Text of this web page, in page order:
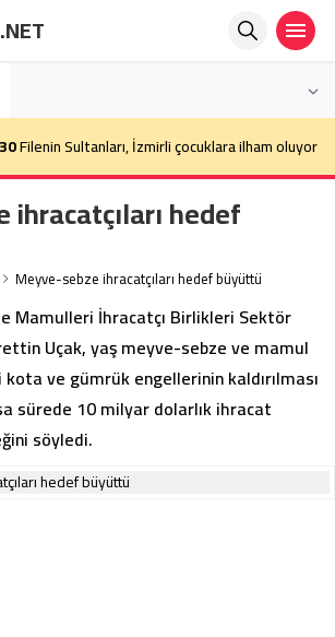
Filenin Sultanları, İzmirli çocuklara ilham oluyor
ihracatçıları hedef
Meyve-sebze ihracatçıları hedef büyüttü
Mamulleri İhracatçı Birlikleri Sektör
Uçak, yaş meyve-sebze ve mamul
kota ve gümrük engellerinin kaldırılması
sürede 10 milyar dolarlık ihracat
söyledi.